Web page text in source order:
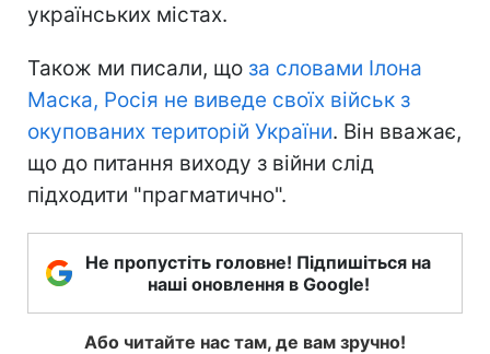
українських містах.
Також ми писали, що за словами Ілона
Маска, Росія не виведе своїх військ з
окупованих територій України. Він вважає,
що до питання виходу з війни слід
підходити "прагматично".
Не пропустіть головне! Підпишіться на
наші оновлення в Google!
Або читайте нас там, де вам зручно!